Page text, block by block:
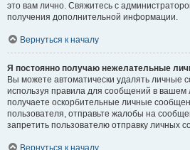
это вам лично. Свяжитесь с
получения дополнительной информации.
Вернуться к началу
Я постоянно получаю нежелательные
Вы можете автоматически удалять личные
используя правила для сообщений в вашем
получаете оскорбительные личные
пользователя, отправьте жалобы на
запретить пользователю отправку личных
Вернуться к началу